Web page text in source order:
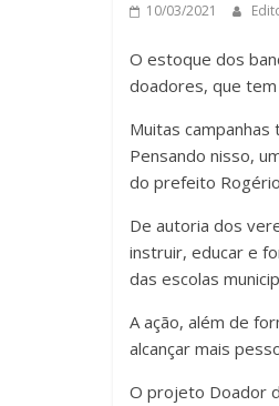
10/03/2021
O estoque dos
doadores, que
Muitas
Pensando nisso,
do prefeito
De autoria dos
instruir, educar e
das escolas
A ação, além de
alcançar mais
O projeto Doador